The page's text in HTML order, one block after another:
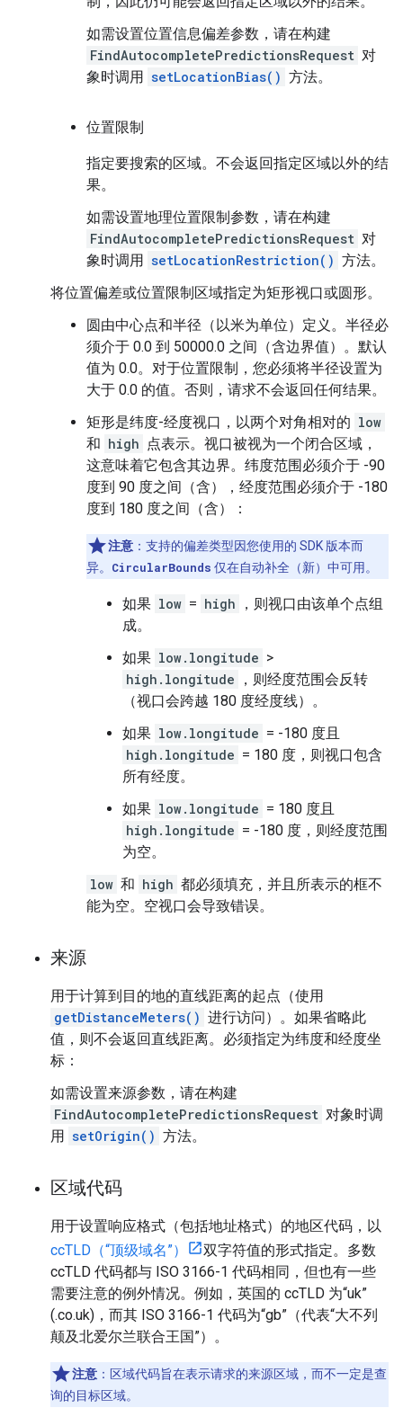
如需设置位置信息偏差参数，请在构建
FindAutocompletePredictionsRequest 对
象时调用 setLocationBias() 方法。
位置限制
指定要搜索的区域。不会返回指定区域以外的结
果。
如需设置地理位置限制参数，请在构建
FindAutocompletePredictionsRequest 对
象时调用 setLocationRestriction() 方法。
将位置偏差或位置限制区域指定为矩形视口或圆形。
圆由中心点和半径（以米为单位）定义。半径必
须介于 0.0 到 50000.0 之间（含边界值）。默认
值为 0.0。对于位置限制，您必须将半径设置为
大于 0.0 的值。否则，请求不会返回任何结果。
矩形是纬度-经度视口，以两个对角相对的 low
和 high 点表示。视口被视为一个闭合区域，
这意味着它包含其边界。纬度范围必须介于 -90
度到 90 度之间（含），经度范围必须介于 -180
度到 180 度之间（含）：
注意 ：支持的偏差类型因您使用的 SDK 版本而
异。 CircularBounds 仅在自动补全（新）中可用。
如果 low = high
，则视口由该单个点组
成。
如果 low.longitude >
high.longitude
，则经度范围会反转
（视口会跨越 180 度经度线）。
如果 low.longitude = -180 度且
high.longitude = 180 度，则视口包含
所有经度。
如果 low.longitude = 180 度且
high.longitude = -180 度，则经度范围
为空。
low 和 high 都必须填充，并且所表示的框不
能为空。空视口会导致错误。
来源
用于计算到目的地的直线距离的起点（使用
getDistanceMeters() 进行访问）。如果省略此
值，则不会返回直线距离。必须指定为纬度和经度坐
标：
如需设置来源参数，请在构建
FindAutocompletePredictionsRequest 对象时调
用 setOrigin() 方法。
区域代码
用于设置响应格式（包括地址格式）的地区代码，以
ccTLD（“顶级域名”）
双字符值的形式指定。多数
ccTLD 代码都与 ISO 3166-1 代码相同，但也有一些
需要注意的例外情况。例如，英国的 ccTLD 为“uk”
(.co.uk)，而其 ISO 3166-1 代码为“gb”（代表“大不列
颠及北爱尔兰联合王国”）。
注意 ：区域代码旨在表示请求的来源区域，而不一定是查
询的目标区域。